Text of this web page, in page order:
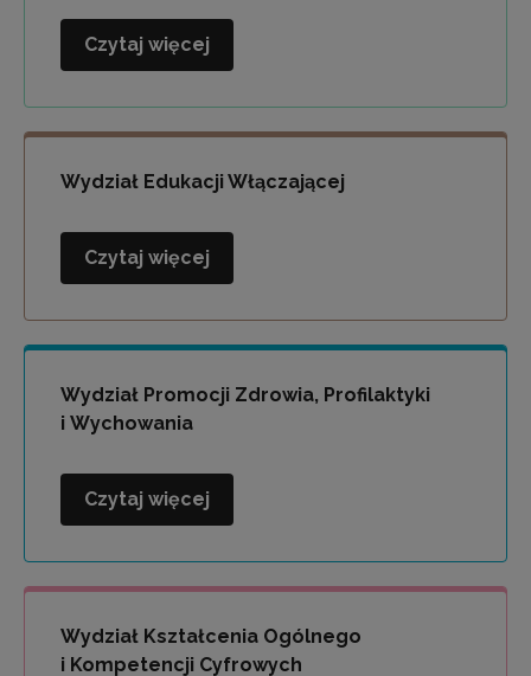
Wydział
i
Socjoterapii
Czytaj więcej
Wydział Edukacji Włączającej
Wydział
Włączającej
Czytaj więcej
Wydział Promocji Zdrowia, Profilaktyki
i Wychowania
Wydział
Zdrowia,
Profilaktyki
Wychowania
Czytaj więcej
Wydział Kształcenia Ogólnego
i Kompetencji Cyfrowych